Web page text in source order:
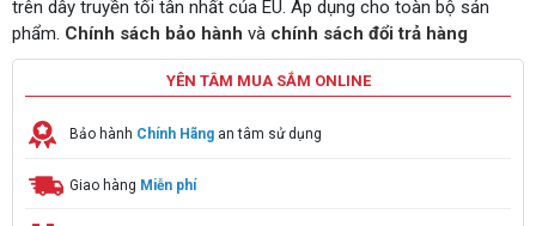
trên dây truyền tối tân nhất của EU. Áp dụng cho toàn bộ sản
phẩm. Chính sách bảo hành và chính sách đổi trả hàng
YÊN TÂM MUA SẮM ONLINE
Bảo hành Chính Hãng an tâm sử dụng
Giao hàng Miễn phí